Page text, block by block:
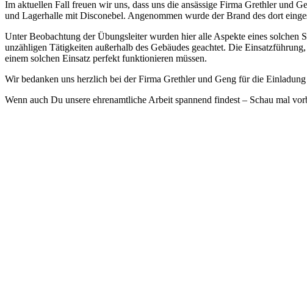
Im aktuellen Fall freuen wir uns, dass uns die ansässige Firma Grethler und
und Lagerhalle mit Disconebel. Angenommen wurde der Brand des dort
Unter Beobachtung der Übungsleiter wurden hier alle Aspekte eines solchen
unzähligen Tätigkeiten außerhalb des Gebäudes geachtet. Die
einem solchen Einsatz perfekt funktionieren müssen.
Wir bedanken uns herzlich bei der Firma Grethler und Geng für die
Wenn auch Du unsere ehrenamtliche Arbeit spannend findest – Schau mal